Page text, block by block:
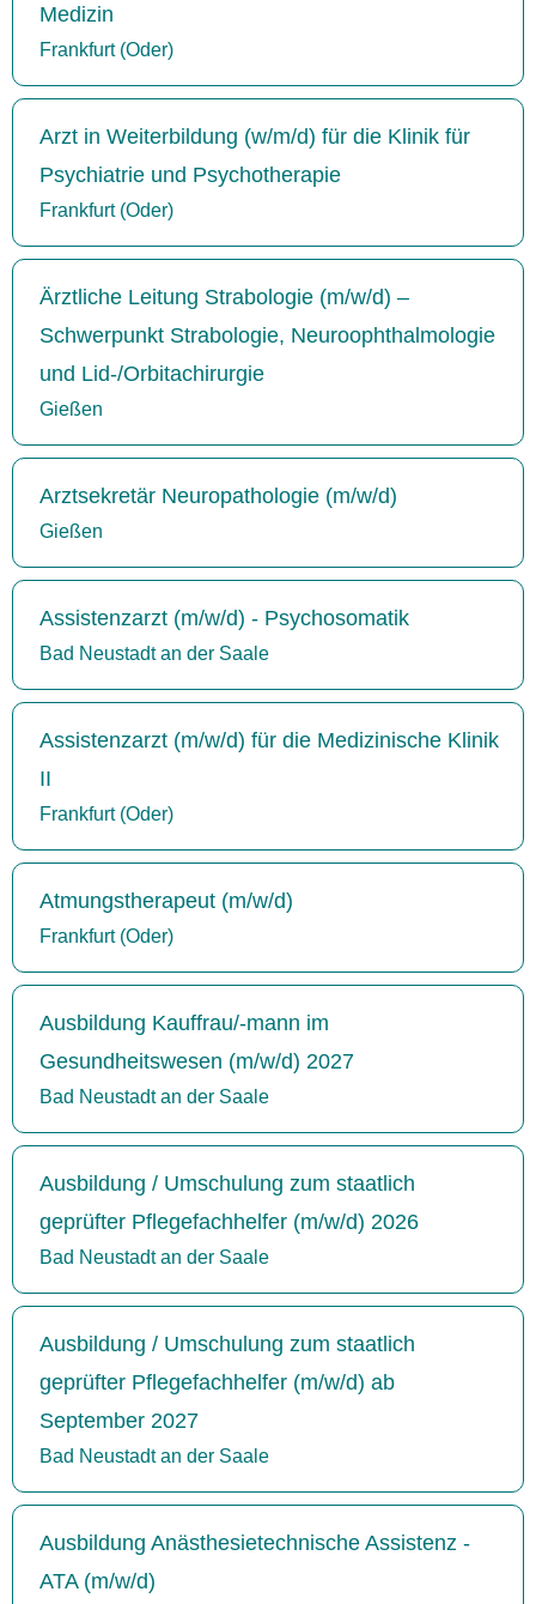
Medizin
Frankfurt (Oder)
Arzt in Weiterbildung (w/m/d) für die Klinik für
Psychiatrie und Psychotherapie
Frankfurt (Oder)
Ärztliche Leitung Strabologie (m/w/d) –
Schwerpunkt Strabologie, Neuroophthalmologie
und Lid-/Orbitachirurgie
Gießen
Arztsekretär Neuropathologie (m/w/d)
Gießen
Assistenzarzt (m/w/d) - Psychosomatik
Bad Neustadt an der Saale
Assistenzarzt (m/w/d) für die Medizinische Klinik
II
Frankfurt (Oder)
Atmungstherapeut (m/w/d)
Frankfurt (Oder)
Ausbildung Kauffrau/-mann im
Gesundheitswesen (m/w/d) 2027
Bad Neustadt an der Saale
Ausbildung / Umschulung zum staatlich
geprüfter Pflegefachhelfer (m/w/d) 2026
Bad Neustadt an der Saale
Ausbildung / Umschulung zum staatlich
geprüfter Pflegefachhelfer (m/w/d) ab
September 2027
Bad Neustadt an der Saale
Ausbildung Anästhesietechnische Assistenz -
ATA (m/w/d)